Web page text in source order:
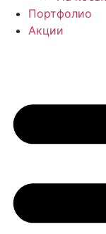
Портфолио
Акции